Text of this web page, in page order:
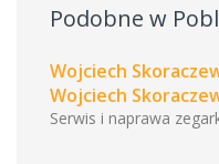
Podobne w
Wojciech
Wojciech
Serwis i naprawa